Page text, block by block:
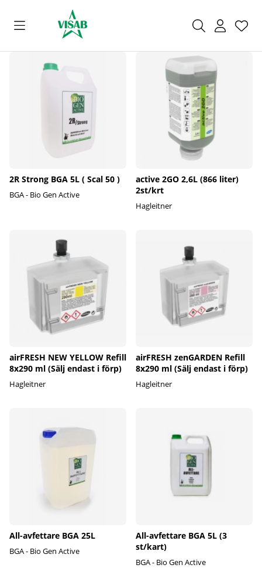
.
2R Strong BGA 5L ( Scal 50 )
BGA - Bio Gen Active
active 2GO 2,6L (866 liter)
2st/krt
Hagleitner
airFRESH NEW YELLOW Refill
8x290 ml (Sälj endast i förp)
Hagleitner
airFRESH zenGARDEN Refill
8x290 ml (Sälj endast i förp)
Hagleitner
All-avfettare BGA 25L
BGA - Bio Gen Active
All-avfettare BGA 5L (3
st/kart)
BGA - Bio Gen Active